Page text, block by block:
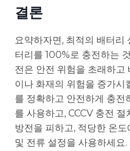
결론
요약하자면, 최적의 배터리
터리를 100%로 충전하는
전은 안전 위험을 초래하고
이나 화재의 위험을 증가시
를 정확하고 안전하게 충전
를 사용하고, CCCV 충전
방전을 피하고, 적당한 온
및 전류 설정을 사용하세요